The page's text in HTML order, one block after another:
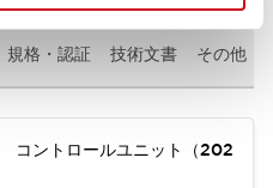
規格・認証 技術文書 その他
コントロールユニット（202